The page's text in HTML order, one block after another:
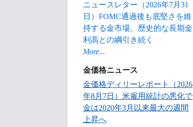
ニュースレター（2026年7月31
日）FOMC通過後も底堅さを維
持する金市場、歴史的な長期金
利高との綱引き続く
More...
金価格ニュース
金価格ディリーレポート（2026
年8月7日）米雇用統計の悪化で
金は2020年3月以来最大の週間
上昇へ